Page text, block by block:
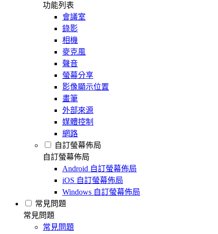
功能列表
會議室
錄影
相機
麥克風
聲音
螢幕分享
影像顯示位置
畫筆
外部來源
媒體控制
網路
自訂螢幕佈局
自訂螢幕佈局
Android 自訂螢幕佈局
iOS 自訂螢幕佈局
Windows 自訂螢幕佈局
常見問題
常見問題
常見問題